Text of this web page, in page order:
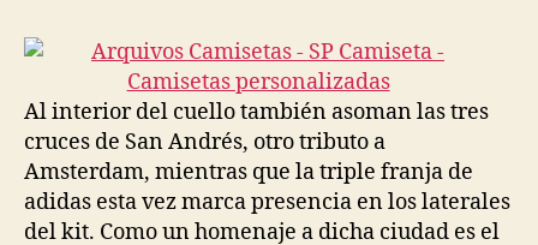
Al interior del cuello también asoman las tres
cruces de San Andrés, otro tributo a
Amsterdam, mientras que la triple franja de
adidas esta vez marca presencia en los laterales
del kit. Como un homenaje a dicha ciudad es el